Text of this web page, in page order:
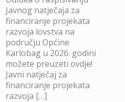
Javnog natječaja za
financiranje projekata
razvoja lovstva na
području Općine
Karlobag u 2026. godini
možete preuzeti ovdje!
Javni natječaj za
financiranje projekata
razvoja […]